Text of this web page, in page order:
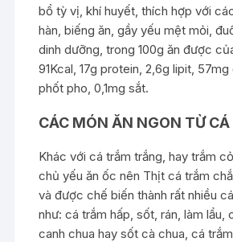
bổ tỳ vị, khí huyết, thích hợp với
hàn, biếng ăn, gầy yếu mệt mỏi,
dinh dưỡng, trong 100g ăn được
91Kcal, 17g protein, 2,6g lipit, 57mg
phốt pho, 0,1mg sắt.
CÁC MÓN ĂN NGON TỪ
Khác với cá trắm trắng, hay trắm
chủ yếu ăn ốc nên Thịt cá trắm
và được chế biến thành rất nhiều
như: cá trắm hấp, sốt, rán, làm lẩu,
canh chua hay sốt cà chua, cá